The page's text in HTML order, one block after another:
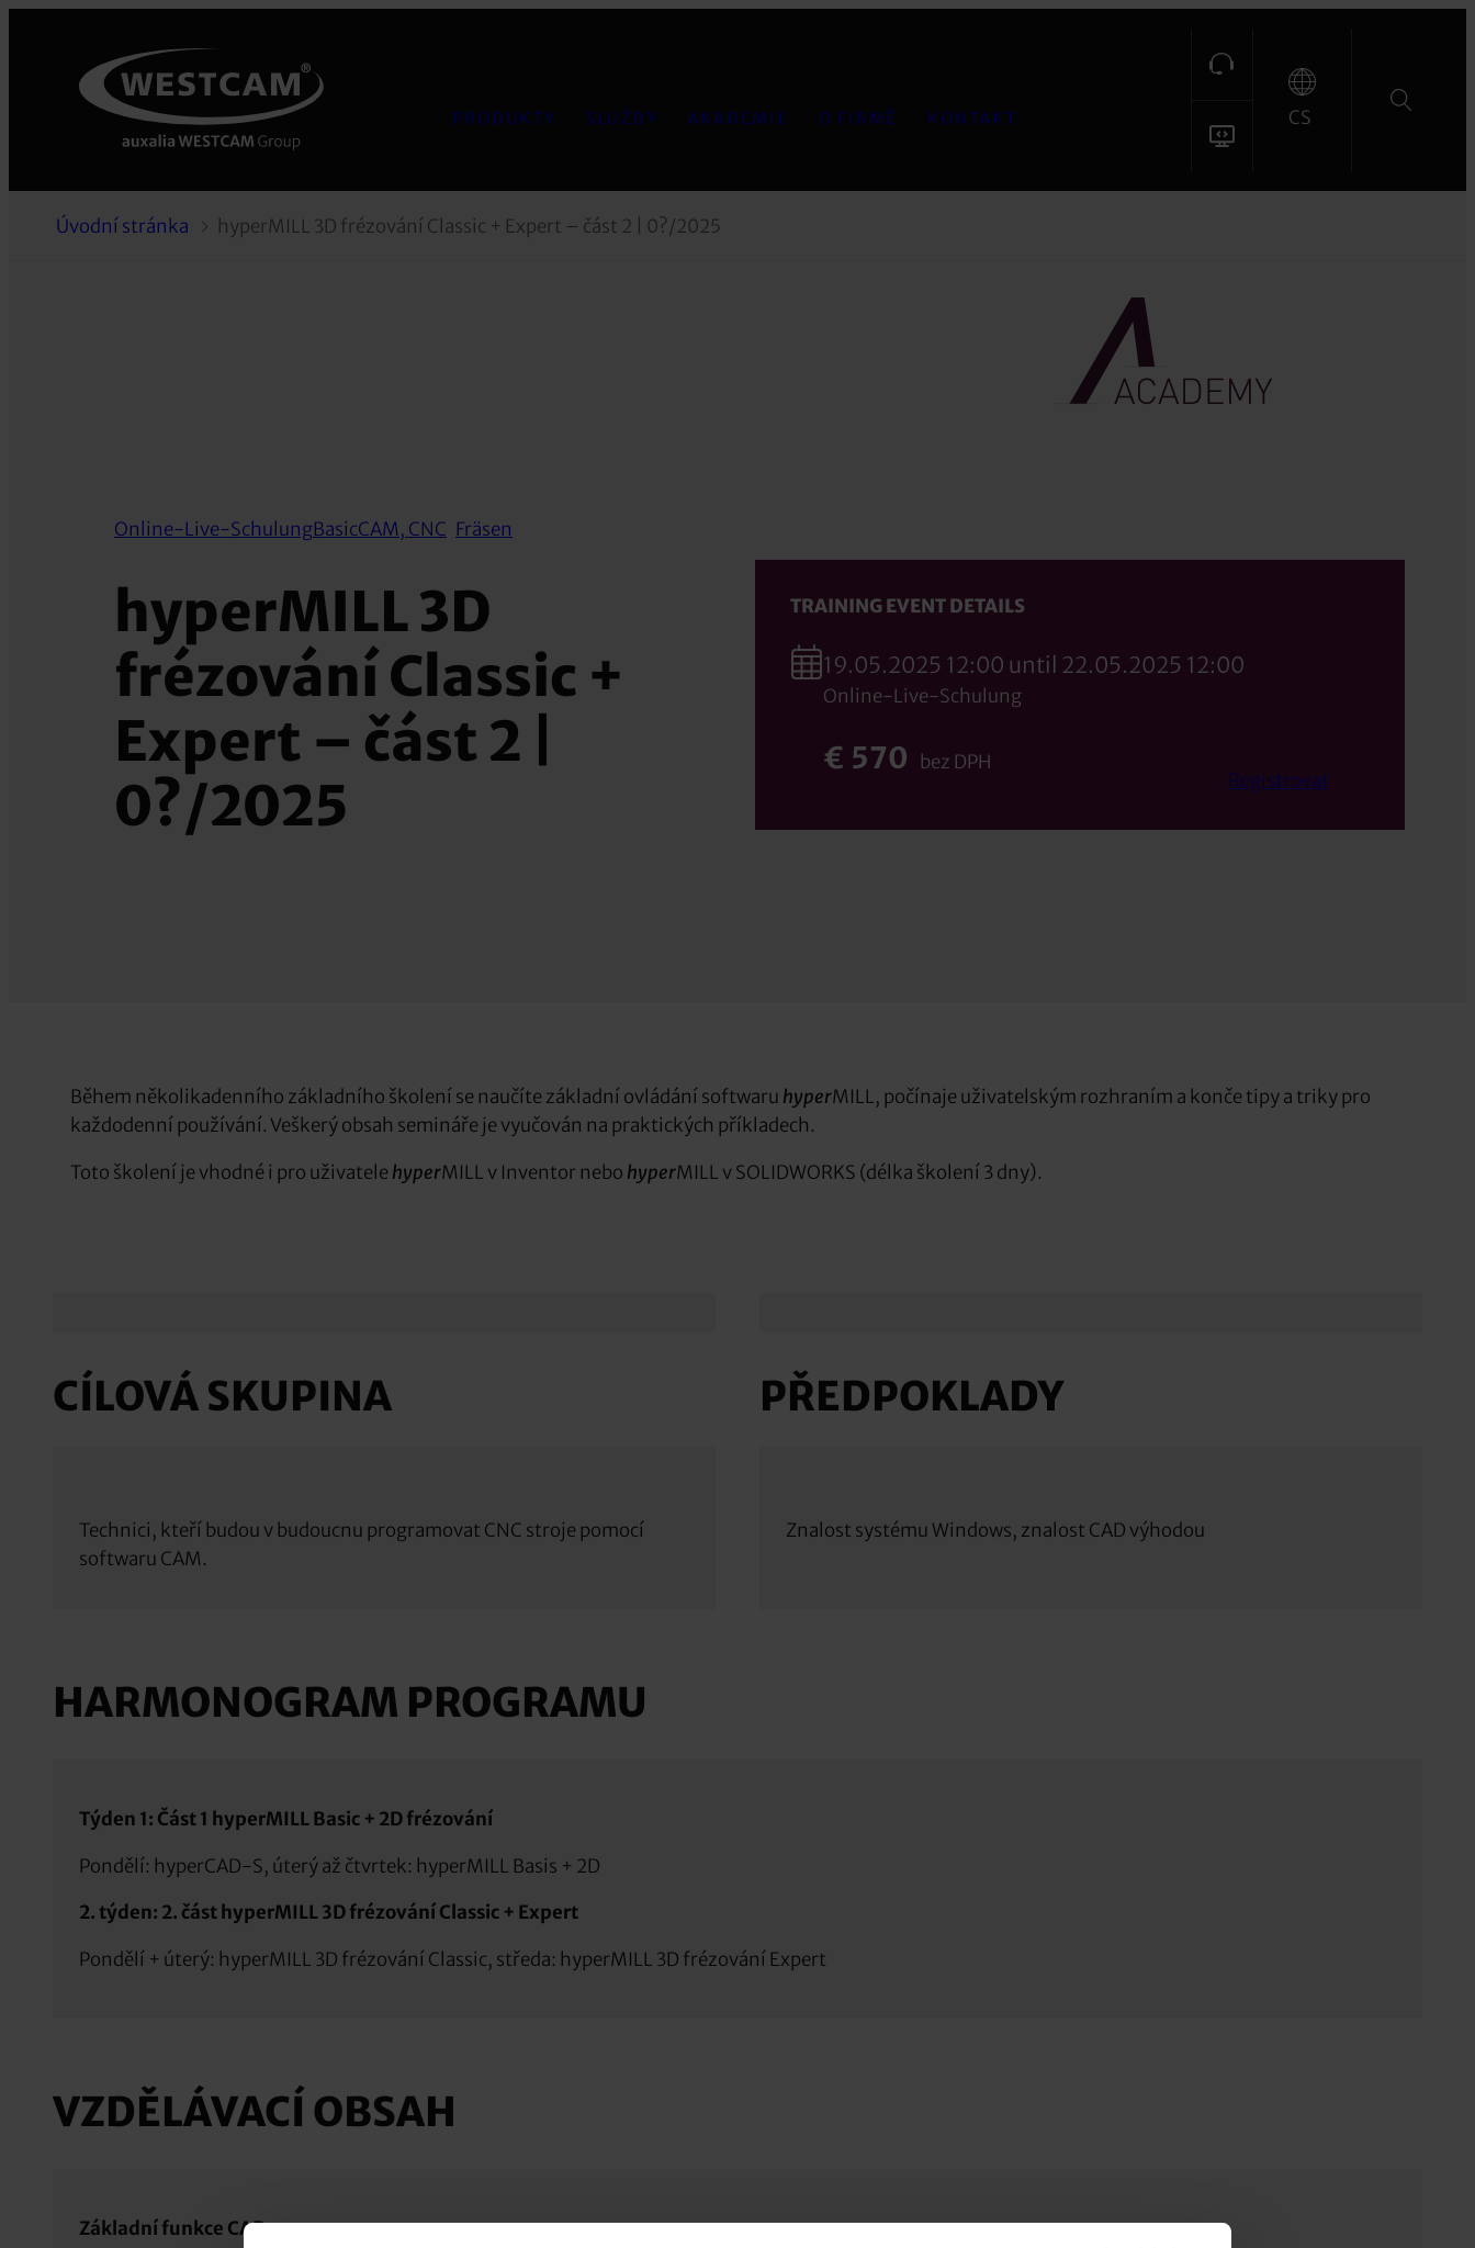
PRODUKTY SLUŽBY AKADEMIE O FIRMĚ KONTAKT CS
Úvodní stránka hyperMILL 3D frézování Classic + Expert – část 2 | 0?/2025
Online-Live-SchulungBasicCAM, CNC Fräsen
hyperMILL 3D
frézování Classic +
Expert – část 2 |
0?/2025
TRAINING EVENT DETAILS
19.05.2025 12:00 until 22.05.2025 12:00
Online-Live-Schulung
€ 570 bez DPH
Registrovat
Během několikadenního základního školení se naučíte základní ovládání softwaru hyperMILL, počínaje uživatelským rozhraním a konče tipy a triky pro
každodenní používání. Veškerý obsah semináře je vyučován na praktických příkladech.
Toto školení je vhodné i pro uživatelehyperMILL v Inventor nebo hyperMILL v SOLIDWORKS (délka školení 3 dny).
CÍLOVÁ SKUPINA
Technici, kteří budou v budoucnu programovat CNC stroje pomocí
softwaru CAM.
PŘEDPOKLADY
Znalost systému Windows, znalost CAD výhodou
HARMONOGRAM PROGRAMU
Týden 1: Část 1 hyperMILL Basic + 2D frézování
Pondělí: hyperCAD-S, úterý až čtvrtek: hyperMILL Basis + 2D
2. týden: 2. část hyperMILL 3D frézování Classic + Expert
Pondělí + úterý: hyperMILL 3D frézování Classic, středa: hyperMILL 3D frézování Expert
VZDĚLÁVACÍ OBSAH
Základní funkce CAD